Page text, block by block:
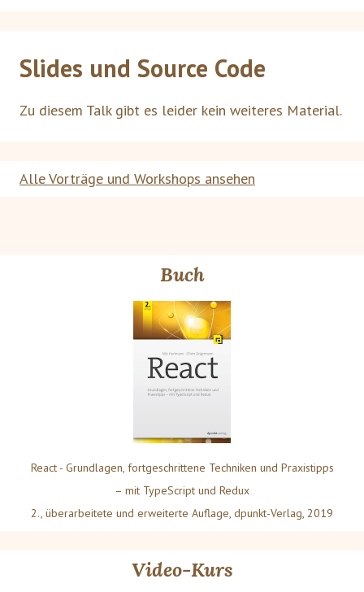
Slides und Source Code
Zu diesem Talk gibt es leider kein weiteres Material.
Alle Vorträge und Workshops ansehen
Buch
React - Grundlagen, fortgeschrittene Techniken und Praxistipps
– mit TypeScript und Redux
2., überarbeitete und erweiterte Auflage, dpunkt-Verlag, 2019
Video-Kurs